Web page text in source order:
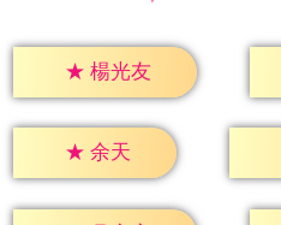
★ 楊光友
★ 余天